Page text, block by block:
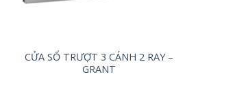
CỬA SỔ TRƯỢT 3 CÁNH 2 RAY –
GRANT